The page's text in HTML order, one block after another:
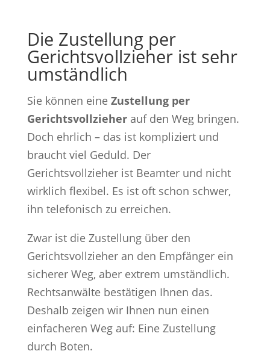
Die Zustellung per
Gerichtsvollzieher ist sehr
umständlich
Sie können eine Zustellung per
Gerichtsvollzieherauf den Weg bringen.
Doch ehrlich – das ist kompliziert und
braucht viel Geduld. Der
Gerichtsvollzieher ist Beamter und nicht
wirklich flexibel. Es ist oft schon schwer,
ihn telefonisch zu erreichen.
Zwar ist die Zustellung über den
Gerichtsvollzieher an den Empfänger ein
sicherer Weg, aber extrem umständlich.
Rechtsanwälte bestätigen Ihnen das.
Deshalb zeigen wir Ihnen nun einen
einfacheren Weg auf: Eine Zustellung
durch Boten.